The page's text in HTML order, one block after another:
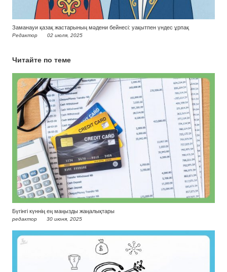
Заманауи қазақ жастарының мәдени бейнесі: уақытпен үндес ұрпақ
Редактор 02 июля, 2025
Читайте по теме
Бүгінгі күннің ең маңызды жаңалықтары
редактор 30 июня, 2025